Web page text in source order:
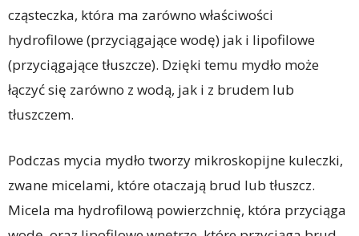
cząsteczka, która ma zarówno właściwości
hydrofilowe (przyciągające wodę) jak i lipofilowe
(przyciągające tłuszcze). Dzięki temu mydło może
łączyć się zarówno z wodą, jak i z brudem lub
tłuszczem.
Podczas mycia mydło tworzy mikroskopijne kuleczki,
zwane micelami, które otaczają brud lub tłuszcz.
Micela ma hydrofilową powierzchnię, która przyciąga